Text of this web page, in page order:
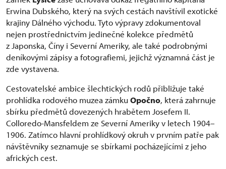
Erwina Dubského, který na svých cestách navštívil exotické
krajiny Dálného východu. Tyto výpravy zdokumentoval
nejen prostřednictvím jedinečné kolekce předmětů
z Japonska, Číny i Severní Ameriky, ale také podrobnými
deníkovými zápisy a fotografiemi, jejichž významná část je
zde vystavena.
Cestovatelské ambice šlechtických rodů přibližuje také
prohlídka rodového muzea zámkuOpočno, která zahrnuje
sbírku předmětů dovezených hrabětem Josefem II.
Colloredo-Mansfeldem ze Severní Ameriky v letech 1904–
1906. Zatímco hlavní prohlídkový okruh v prvním patře pak
návštěvníky seznamuje se sbírkami pocházejícími z jeho
afrických cest.